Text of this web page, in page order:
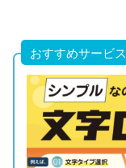
おすすめサービス